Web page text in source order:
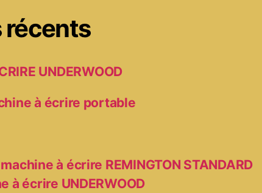
UNDERWOOD
à écrire portable
à écrire REMINGTON STANDARD
à écrire UNDERWOOD